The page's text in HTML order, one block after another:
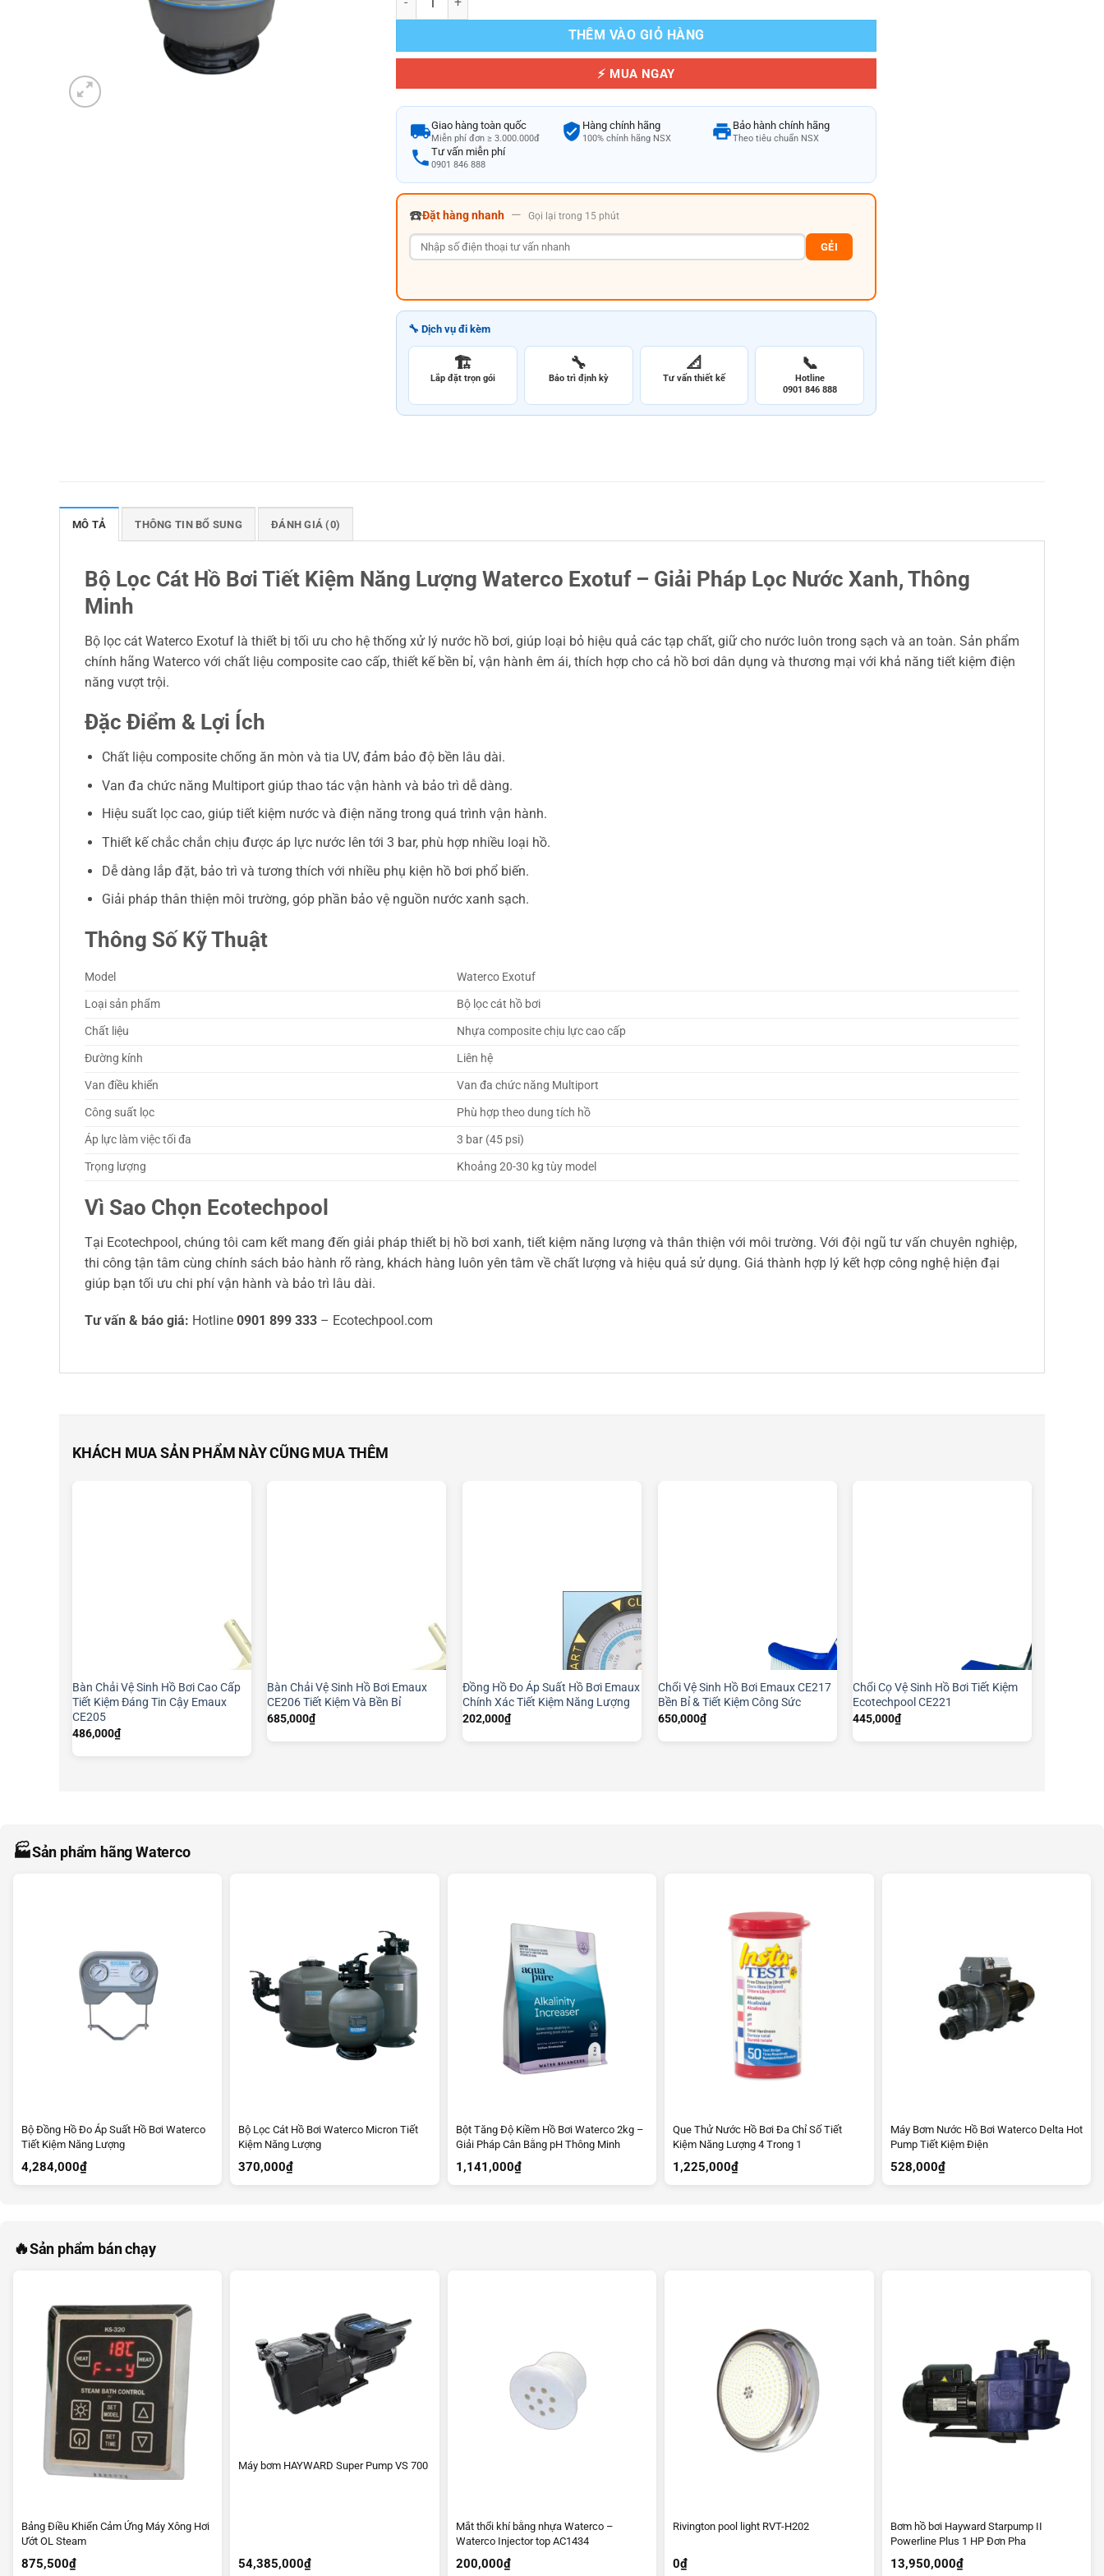
THÊM VÀO GIỎ HÀNG
⚡ MUA NGAY
Giao hàng toàn quốc
Miễn phí đơn ≥ 3.000.000đ
Hàng chính hãng
100% chính hãng NSX
Bảo hành chính hãng
Theo tiêu chuẩn NSX
Tư vấn miễn phí
0901 846 888
☎️Đặt hàng nhanh — Gọi lại trong 15 phút
GẺI
🔧 Dịch vụ đi kèm
🏗️
Lắp đặt trọn gói
🔧
Bảo trì định kỳ
📐
Tư vấn thiết kế
📞
Hotline
0901 846 888
MÔ TẢ THÔNG TIN BỔ SUNG ĐÁNH GIÁ (0)
Bộ Lọc Cát Hồ Bơi Tiết Kiệm Năng Lượng Waterco Exotuf – Giải Pháp Lọc Nước Xanh, Thông
Minh
Bộ lọc cát Waterco Exotuf là thiết bị tối ưu cho hệ thống xử lý nước hồ bơi, giúp loại bỏ hiệu quả các tạp chất, giữ cho nước luôn trong sạch và an toàn. Sản phẩm
chính hãng Waterco với chất liệu composite cao cấp, thiết kế bền bỉ, vận hành êm ái, thích hợp cho cả hồ bơi dân dụng và thương mại với khả năng tiết kiệm điện
năng vượt trội.
Đặc Điểm & Lợi Ích
Chất liệu composite chống ăn mòn và tia UV, đảm bảo độ bền lâu dài.
Van đa chức năng Multiport giúp thao tác vận hành và bảo trì dễ dàng.
Hiệu suất lọc cao, giúp tiết kiệm nước và điện năng trong quá trình vận hành.
Thiết kế chắc chắn chịu được áp lực nước lên tới 3 bar, phù hợp nhiều loại hồ.
Dễ dàng lắp đặt, bảo trì và tương thích với nhiều phụ kiện hồ bơi phổ biến.
Giải pháp thân thiện môi trường, góp phần bảo vệ nguồn nước xanh sạch.
Thông Số Kỹ Thuật
Model
Waterco Exotuf
Loại sản phẩm
Bộ lọc cát hồ bơi
Chất liệu
Nhựa composite chịu lực cao cấp
Đường kính
Liên hệ
Van điều khiển
Van đa chức năng Multiport
Công suất lọc
Phù hợp theo dung tích hồ
Áp lực làm việc tối đa
3 bar (45 psi)
Trọng lượng
Khoảng 20-30 kg tùy model
Vì Sao Chọn Ecotechpool
Tại Ecotechpool, chúng tôi cam kết mang đến giải pháp thiết bị hồ bơi xanh, tiết kiệm năng lượng và thân thiện với môi trường. Với đội ngũ tư vấn chuyên nghiệp,
thi công tận tâm cùng chính sách bảo hành rõ ràng, khách hàng luôn yên tâm về chất lượng và hiệu quả sử dụng. Giá thành hợp lý kết hợp công nghệ hiện đại
giúp bạn tối ưu chi phí vận hành và bảo trì lâu dài.
Tư vấn & báo giá: Hotline 0901 899 333 – Ecotechpool.com
KHÁCH MUA SẢN PHẨM NÀY CŨNG MUA THÊM
Bàn Chải Vệ Sinh Hồ Bơi Cao Cấp
Tiết Kiệm Đáng Tin Cậy Emaux
CE205
486,000₫
Bàn Chải Vệ Sinh Hồ Bơi Emaux
CE206 Tiết Kiệm Và Bền Bỉ
685,000₫
Đồng Hồ Đo Áp Suất Hồ Bơi Emaux
Chính Xác Tiết Kiệm Năng Lượng
202,000₫
Chổi Vệ Sinh Hồ Bơi Emaux CE217
Bền Bỉ & Tiết Kiệm Công Sức
650,000₫
Chổi Cọ Vệ Sinh Hồ Bơi Tiết Kiệm
Ecotechpool CE221
445,000₫
🏭Sản phẩm hãng Waterco
Bộ Đồng Hồ Đo Áp Suất Hồ Bơi Waterco
Tiết Kiệm Năng Lượng
4,284,000₫
Bộ Lọc Cát Hồ Bơi Waterco Micron Tiết
Kiệm Năng Lượng
370,000₫
Bột Tăng Độ Kiềm Hồ Bơi Waterco 2kg –
Giải Pháp Cân Bằng pH Thông Minh
1,141,000₫
Que Thử Nước Hồ Bơi Đa Chỉ Số Tiết
Kiệm Năng Lượng 4 Trong 1
1,225,000₫
Máy Bơm Nước Hồ Bơi Waterco Delta Hot
Pump Tiết Kiệm Điện
528,000₫
🔥Sản phẩm bán chạy
Bảng Điều Khiển Cảm Ứng Máy Xông Hơi
Ướt OL Steam
875,500₫
Máy bơm HAYWARD Super Pump VS 700
54,385,000₫
Mắt thổi khí bằng nhựa Waterco –
Waterco Injector top AC1434
200,000₫
Rivington pool light RVT-H202
0₫
Bơm hồ bơi Hayward Starpump II
Powerline Plus 1 HP Đơn Pha
13,950,000₫